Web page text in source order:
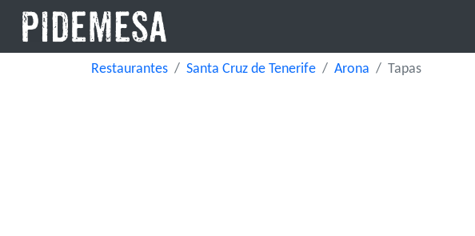
Restaurantes Santa Cruz de Tenerife Arona Tapas